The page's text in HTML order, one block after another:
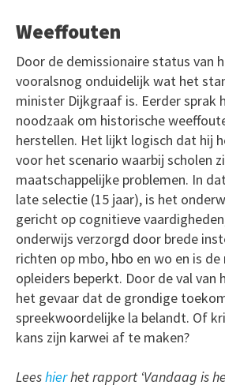
Weeffouten
Door de demissionaire status van
vooralsnog onduidelijk wat het
minister Dijkgraaf is. Eerder sprak
noodzaak om historische
herstellen. Het lijkt logisch dat hij
voor het scenario waarbij scholen
maatschappelijke problemen. In
late selectie (15 jaar), is het
gericht op cognitieve
onderwijs verzorgd door brede
richten op mbo, hbo en wo en is
opleiders beperkt. Door de val
het gevaar dat de grondige
spreekwoordelijke la belandt. Of
kans zijn karwei af te maken?
Leeshierhet rapport ‘Vandaag is